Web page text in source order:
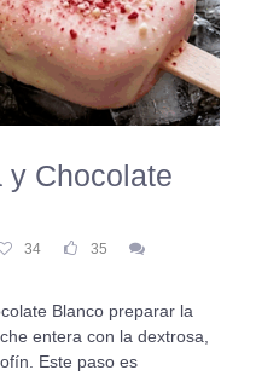
y Chocolate
34
35
Blanco preparar la
entera con la dextrosa,
Este paso es